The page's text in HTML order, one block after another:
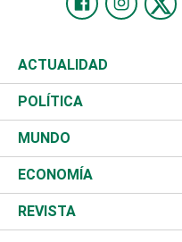
ACTUALIDAD
Nacional
Ciudad
Educación
Salud
POLÍTICA
Partidos
JCE
TSE
MUNDO
Estados Unidos
América Latina
ECONOMÍA
Finanzas
REVISTA